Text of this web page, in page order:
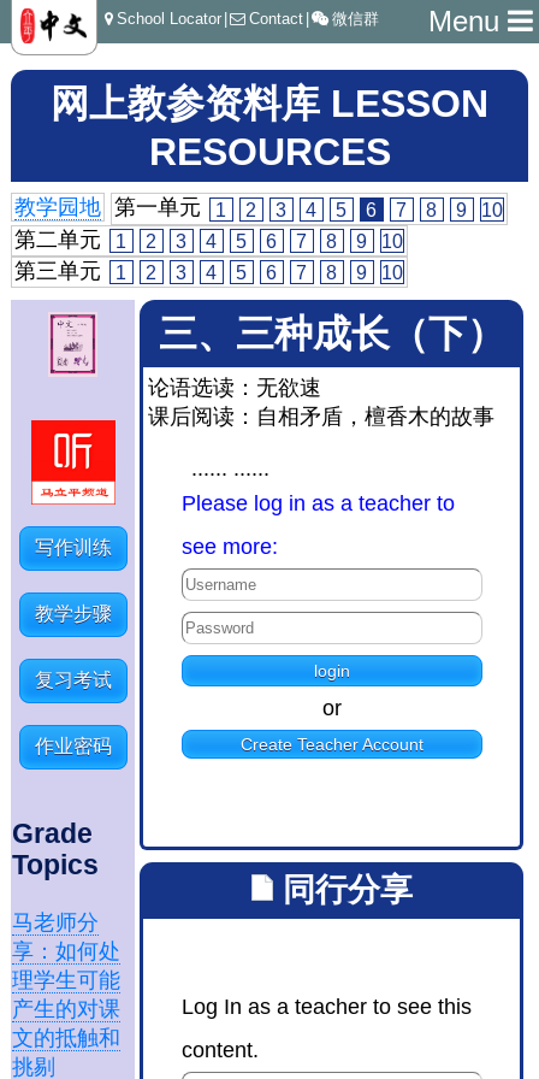
Menu
School Locator Contact 微信群
网上教参资料库 LESSON
RESOURCES
教学园地 第一单元 1 2 3 4 5 6 7 8 9 10
第二单元 1 2 3 4 5 6 7 8 9 10
第三单元 1 2 3 4 5 6 7 8 9 10
写作训练
教学步骤
复习考试
作业密码
Grade
Topics
马老师分
享：如何处
理学生可能
产生的对课
文的抵触和
挑剔
三、三种成长（下）
论语选读：无欲速
课后阅读：自相矛盾，檀香木的故事
...... ......
Please log in as a teacher to
see more:
or
Create Teacher Account
同行分享
Log In as a teacher to see this
content.